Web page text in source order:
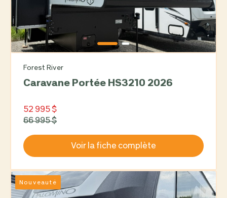
Forest River
Caravane Portée HS3210 2026
66 995 $
52 995 $
Voir la fiche complète
Nouveauté